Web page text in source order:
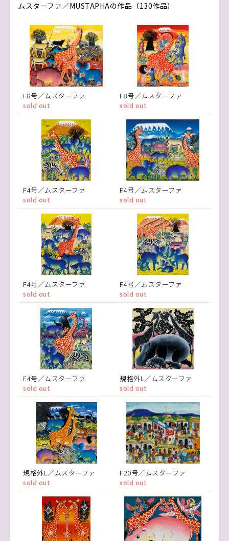
ムスターファ／MUSTAPHAの作品（130作品）
F8号／ムスターファ
sold out
F8号／ムスターファ
sold out
F4号／ムスターファ
sold out
F4号／ムスターファ
sold out
F4号／ムスターファ
sold out
F4号／ムスターファ
sold out
F4号／ムスターファ
sold out
規格外L／ムスターファ
sold out
規格外L／ムスターファ
sold out
F20号／ムスターファ
sold out